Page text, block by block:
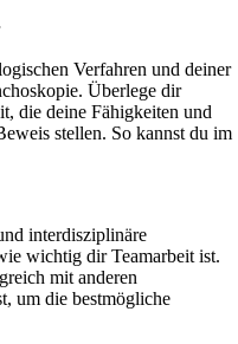
Verfahren und deiner
Überlege dir
die deine Fähigkeiten und
stellen. So kannst du im
interdisziplinäre
wichtig dir Teamarbeit ist.
mit anderen
um die bestmögliche